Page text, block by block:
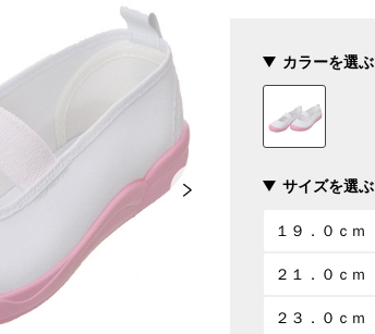
カラーを選ぶ
サイズを選ぶ
１９．０ｃｍ
２１．０ｃｍ
２３．０ｃｍ